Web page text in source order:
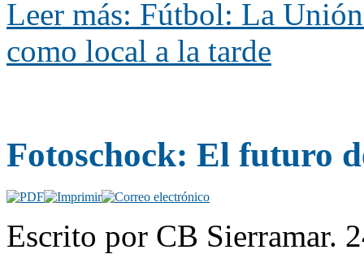
Leer más: Fútbol: La
como local a la tarde
Fotoschock: El futuro
Escrito por CB Sierramar.